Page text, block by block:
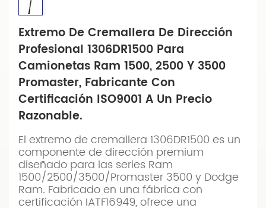
Extremo De Cremallera De Dirección
Profesional 1306DR1500 Para
Camionetas Ram 1500, 2500 Y 3500
Promaster, Fabricante Con
Certificación ISO9001 A Un Precio
Razonable.
El extremo de cremallera 1306DR1500 es un
componente de dirección premium
diseñado para las series Ram
1500/2500/3500/Promaster 3500 y Dodge
Ram. Fabricado en una fábrica con
certificación IATF16949, ofrece una